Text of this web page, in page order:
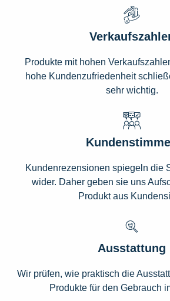
Produkte mit hohen
hohe Kundenzufriedenheit
sehr wichtig.
Kundenrezensionen spiegeln die
wider. Daher geben sie uns
Produkt aus
Ausstattung
Wir prüfen, wie praktisch die
Produkte für den Gebrauch